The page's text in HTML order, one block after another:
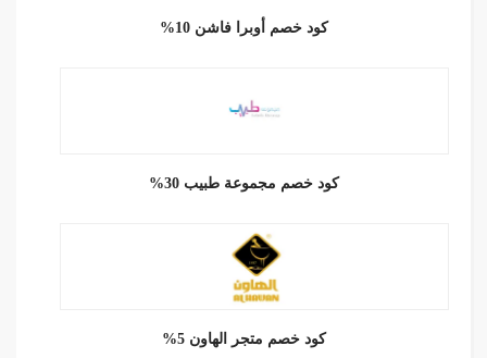
كود خصم أوبرا فاشن 10%
كود خصم مجموعة طبيب 30%
كود خصم متجر الهاون 5%